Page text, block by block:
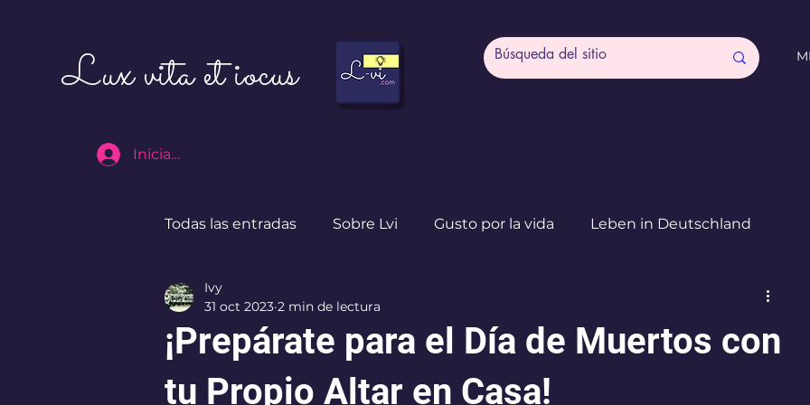
Lux vita et iocus
Iniciar sesión
Todas las entradas Sobre Lvi Gusto por la vida Leben in Deutschland
Destinos
¡Prepárate para el Día de Muertos con
tu Propio Altar en Casa!
Ivy
31 oct 2023 2 min de lectura